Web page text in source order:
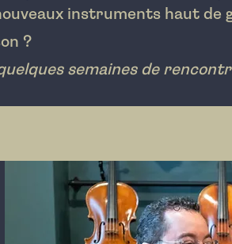
instruments haut
?
semaines de